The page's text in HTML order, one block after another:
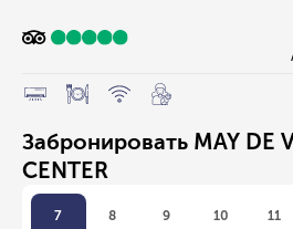
Забронировать MAY DE
CENTER
7 8 9 10 11